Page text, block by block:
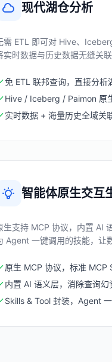
现代湖仓分析
需 ETL 即可对 Hive、
实时数据与历史数据无缝关
免 ETL 联邦查询，直接分析
Hive / Iceberg / Paimon 原
实时数据 + 海量历史全域关
智能体原生交互
生支持 MCP 协议，内置 AI
Agent 一键调用的技能，让
原生 MCP 协议，标准 MCP
内置 AI 语义层，消除查询幻
Skills & Tool 封装，Agent